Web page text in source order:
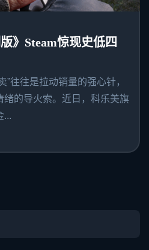
》Steam惊现史低四
”往往是拉动销量的强心针，
绪的导火索。近日，科乐美旗
...